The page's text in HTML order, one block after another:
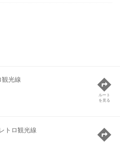
観光線
ルート
を見る
トロ観光線